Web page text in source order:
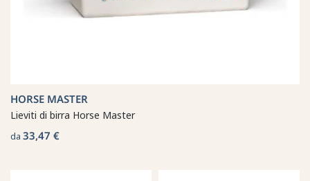
HORSE MASTER
Lieviti di birra Horse Master
da 33,47 €